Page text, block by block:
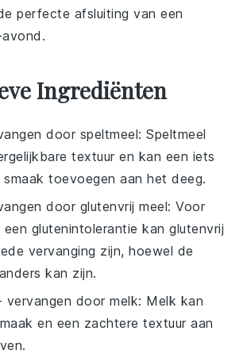
perfecte afsluiting van een
.
Ingrediënten
door speltmeel: Speltmeel
textuur en kan een iets
toevoegen aan het deeg.
door glutenvrij meel: Voor
een glutenintolerantie kan glutenvrij
vervanging zijn, hoewel de
kan zijn.
vervangen doormelk: Melk kan
en een zachtere textuur aan